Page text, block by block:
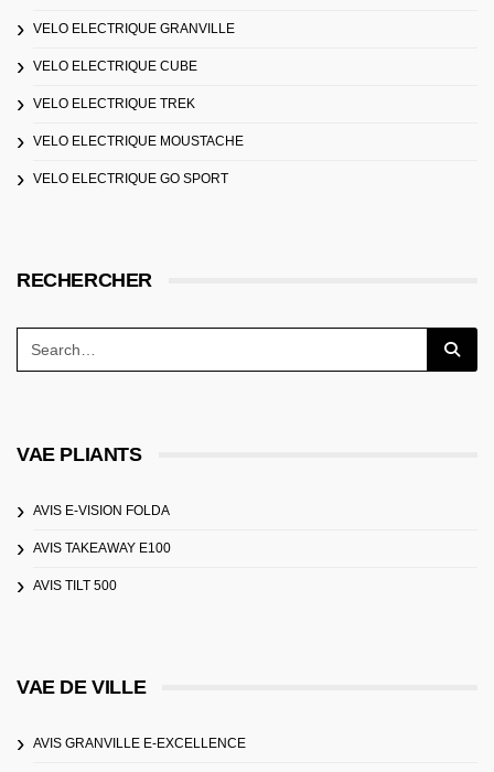
VELO ELECTRIQUE GRANVILLE
VELO ELECTRIQUE CUBE
VELO ELECTRIQUE TREK
VELO ELECTRIQUE MOUSTACHE
VELO ELECTRIQUE GO SPORT
RECHERCHER
VAE PLIANTS
AVIS E-VISION FOLDA
AVIS TAKEAWAY E100
AVIS TILT 500
VAE DE VILLE
AVIS GRANVILLE E-EXCELLENCE